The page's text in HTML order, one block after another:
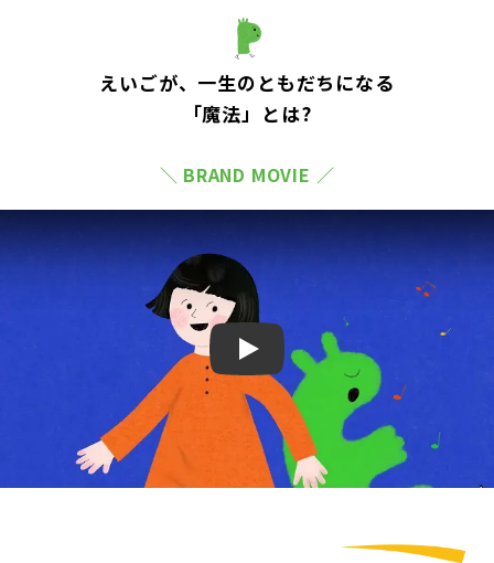
えいごが、一生のともだちになる
「魔法」とは?
＼ BRAND MOVIE ／